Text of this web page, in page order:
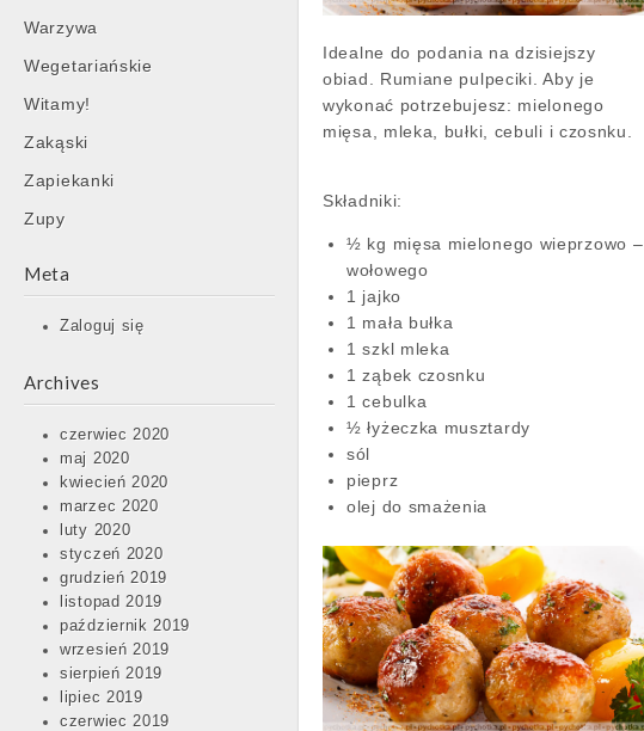
Warzywa
Wegetariańskie
Witamy!
Zakąski
Zapiekanki
Zupy
Meta
Zaloguj się
Archives
czerwiec 2020
maj 2020
kwiecień 2020
marzec 2020
luty 2020
styczeń 2020
grudzień 2019
listopad 2019
październik 2019
wrzesień 2019
sierpień 2019
lipiec 2019
czerwiec 2019
Idealne do podania na dzisiejszy
obiad. Rumiane pulpeciki. Aby je
wykonać potrzebujesz: mielonego
mięsa, mleka, bułki, cebuli i czosnku.
Składniki:
½ kg mięsa mielonego wieprzowo –
wołowego
1 jajko
1 mała bułka
1 szkl mleka
1 ząbek czosnku
1 cebulka
½ łyżeczka musztardy
sól
pieprz
olej do smażenia